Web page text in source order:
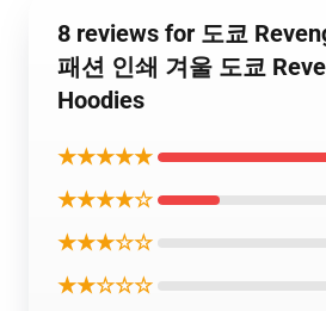
8 reviews for 도쿄
패션 인쇄 겨울 도쿄
Hoodies
★★★★★
★★★★☆
★★★☆☆
★★☆☆☆